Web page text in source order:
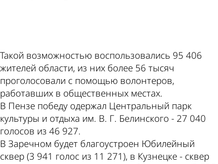
Такой возможностью воспользовались 95 406
жителей области, из них более 56 тысяч
проголосовали с помощью волонтеров,
работавших в общественных местах.
В Пензе победу одержал Центральный парк
культуры и отдыха им. В. Г. Белинского - 27 040
голосов из 46 927.
В Заречном будет благоустроен Юбилейный
сквер (3 941 голос из 11 271), в Кузнецке - сквер